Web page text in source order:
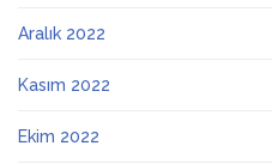
Aralık 2022
Kasım 2022
Ekim 2022